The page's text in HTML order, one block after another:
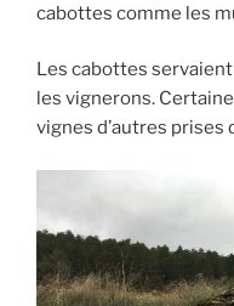
cabottes comme les
Les cabottes
les vignerons.
vignes d’autres prises